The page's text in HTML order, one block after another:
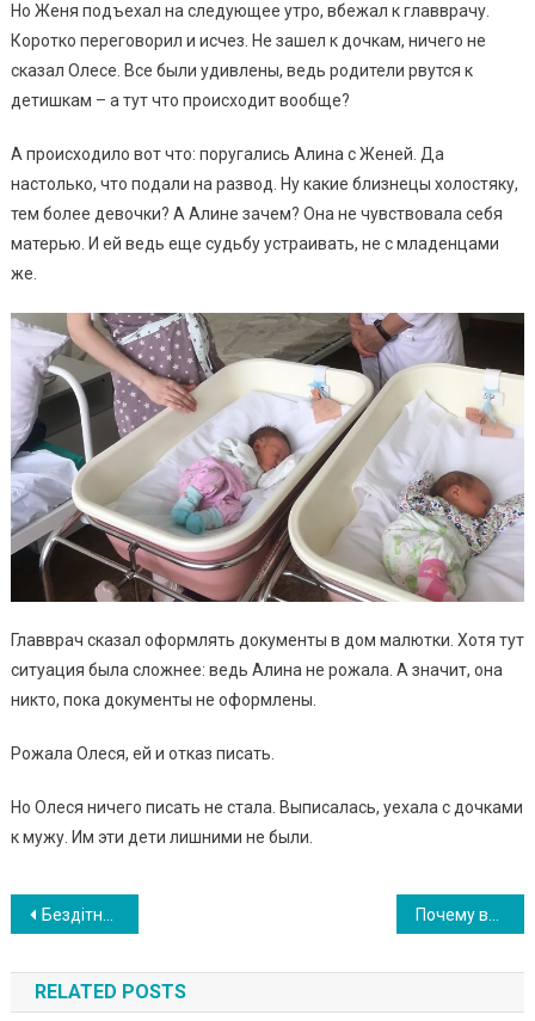
Но Женя подъехал на следующее утро, вбежал к главврачу.
Коротко переговорил и исчез. Не зашел к дочкам, ничего не
сказал Олесе. Все были удивлены, ведь родители рвутся к
детишкам – а тут что происходит вообще?
А происходило вот что: поругались Алина с Женей. Да
настолько, что подали на развод. Ну какие близнецы холостяку,
тем более девочки? А Алине зачем? Она не чувствовала себя
матерью. И ей ведь еще судьбу устраивать, не с младенцами
же.
Главврач сказал оформлять документы в дом малютки. Хотя тут
ситуация была сложнее: ведь Алина не рожала. А значит, она
никто, пока документы не оформлены.
Рожала Олеся, ей и отказ писать.
Но Олеся ничего писать не стала. Выписалась, уехала с дочками
к мужу. Им эти дети лишними не были.
Навигация
по
записям
Бездітне подружжя вирішило всиновити трійню, але раптово стали батьками 6-х дітей. ФОТО Почему все должны оплачивать хотелки женщины, которая размножаться научилась, а заработать для детей-нет
RELATED POSTS